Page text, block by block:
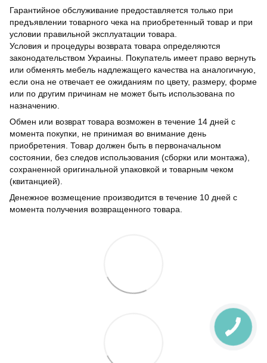
Гарантийное обслуживание предоставляется только при
предъявлении товарного чека на приобретенный товар и при
условии правильной эксплуатации товара.
Условия и процедуры возврата товара определяются
законодательством Украины. Покупатель имеет право вернуть
или обменять мебель надлежащего качества на аналогичную,
если она не отвечает ее ожиданиям по цвету, размеру, форме
или по другим причинам не может быть использована по
назначению.
Обмен или возврат товара возможен в течение 14 дней с
момента покупки, не принимая во внимание день
приобретения. Товар должен быть в первоначальном
состоянии, без следов использования (сборки или монтажа),
сохраненной оригинальной упаковкой и товарным чеком
(квитанцией).
Денежное возмещение производится в течение 10 дней с
момента получения возвращенного товара.